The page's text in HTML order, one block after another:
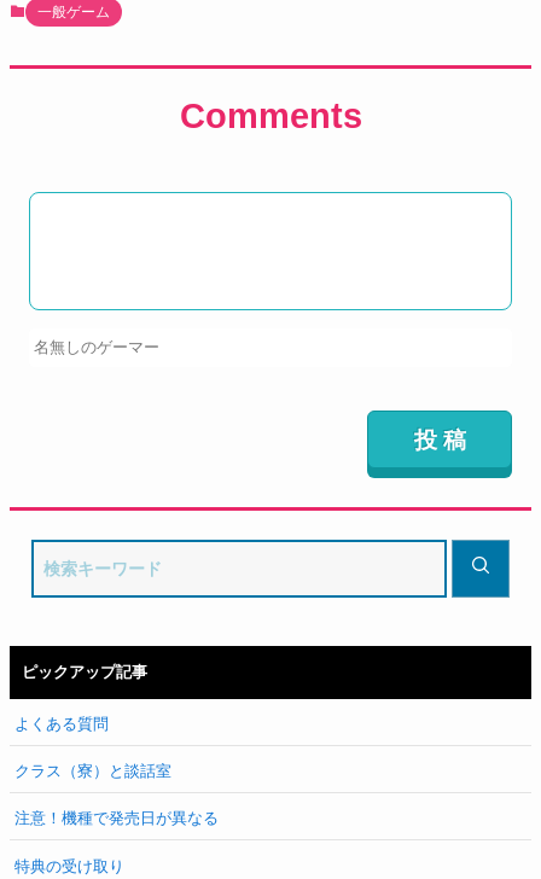
一般ゲーム
Comments
ピックアップ記事
よくある質問
クラス（寮）と談話室
注意！機種で発売日が異なる
特典の受け取り